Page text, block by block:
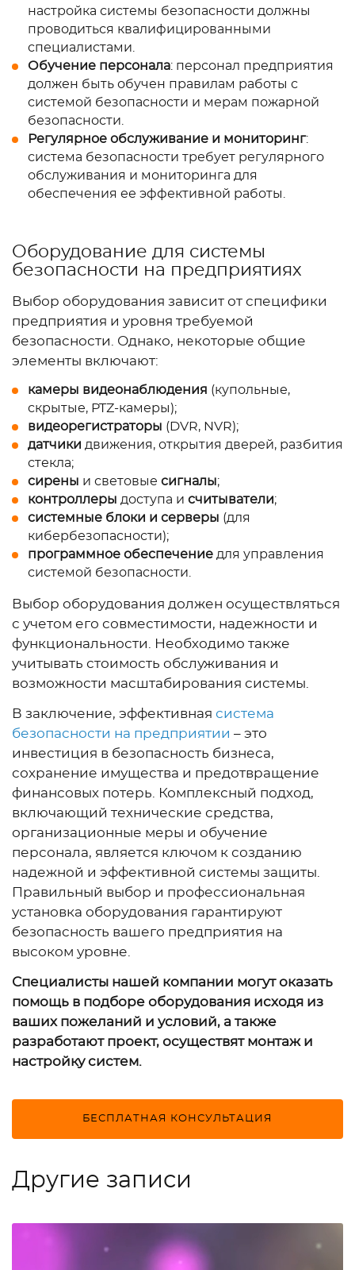
настройка системы безопасности должны
проводиться квалифицированными
специалистами.
Обучение персонала: персонал предприятия
должен быть обучен правилам работы с
системой безопасности и мерам пожарной
безопасности.
Регулярное обслуживание и мониторинг:
система безопасности требует регулярного
обслуживания и мониторинга для
обеспечения ее эффективной работы.
Оборудование для системы
безопасности на предприятиях
Выбор оборудования зависит от специфики
предприятия и уровня требуемой
безопасности. Однако, некоторые общие
элементы включают:
камеры видеонаблюдения (купольные,
скрытые, PTZ-камеры);
видеорегистраторы (DVR, NVR);
датчики движения, открытия дверей, разбития
стекла;
сирены и световые сигналы;
контроллеры доступа и считыватели;
системные блоки и серверы (для
кибербезопасности);
программное обеспечение для управления
системой безопасности.
Выбор оборудования должен осуществляться
с учетом его совместимости, надежности и
функциональности. Необходимо также
учитывать стоимость обслуживания и
возможности масштабирования системы.
В заключение, эффективная система
безопасности на предприятии – это
инвестиция в безопасность бизнеса,
сохранение имущества и предотвращение
финансовых потерь. Комплексный подход,
включающий технические средства,
организационные меры и обучение
персонала, является ключом к созданию
надежной и эффективной системы защиты.
Правильный выбор и профессиональная
установка оборудования гарантируют
безопасность вашего предприятия на
высоком уровне.
Специалисты нашей компании могут оказать
помощь в подборе оборудования исходя из
ваших пожеланий и условий, а также
разработают проект, осуществят монтаж и
настройку систем.
БЕСПЛАТНАЯ КОНСУЛЬТАЦИЯ
Другие записи